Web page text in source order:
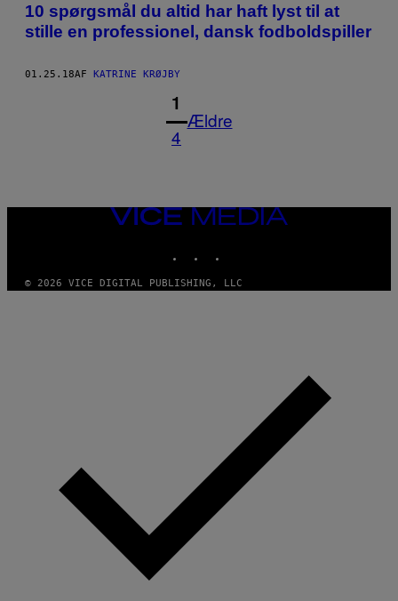
10 spørgsmål du altid har haft lyst til at
stille en professionel, dansk fodboldspiller
01.25.18AF KATRINE KRØJBY
1
4
Ældre
VICE
MEDIA
© 2026 VICE DIGITAL PUBLISHING, LLC